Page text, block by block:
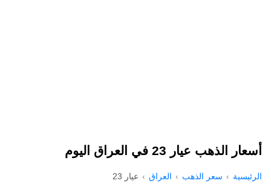
أسعار الذهب عيار 23 في العراق اليوم
الرئيسية سعر الذهب العراق عيار 23